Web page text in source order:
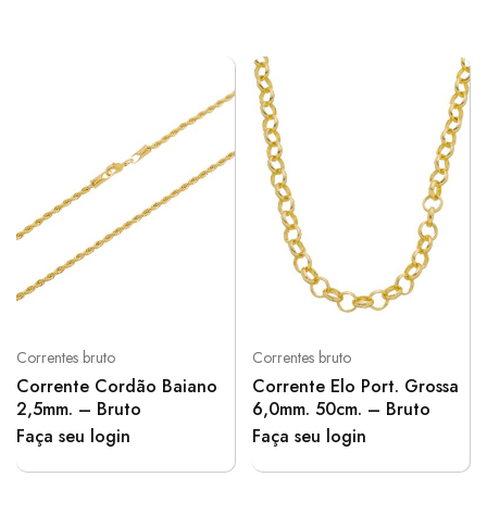
Correntes bruto
Corrente Cordão Baiano
2,5mm. – Bruto
Faça seu login
Correntes bruto
Corrente Elo Port. Grossa
6,0mm. 50cm. – Bruto
Faça seu login